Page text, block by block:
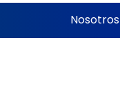
Nosotros